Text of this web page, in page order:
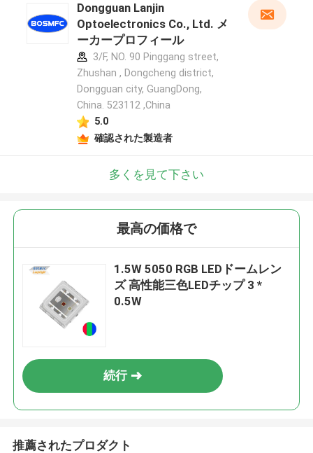
Dongguan Lanjin
Optoelectronics Co., Ltd. メ
ーカープロフィール
3/F, NO. 90 Pinggang street,
Zhushan , Dongcheng district,
Dongguan city, GuangDong,
China. 523112 ,China
5.0
確認された製造者
多くを見て下さい
最高の価格で
1.5W 5050 RGB LEDドームレン
ズ 高性能三色LEDチップ 3 *
0.5W
続行
推薦されたプロダクト